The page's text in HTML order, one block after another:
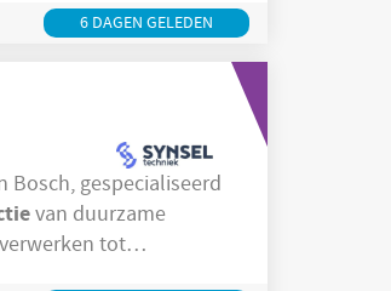
6 DAGEN GELEDEN
van duurzame